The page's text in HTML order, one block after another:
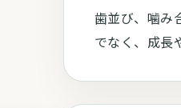
歯並び、噛み
でなく、成長